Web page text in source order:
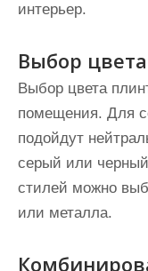
интерьер.
Выбор цвета
Выбор цвета
помещения. Для
подойдут
серый или
стилей можно
или металла.